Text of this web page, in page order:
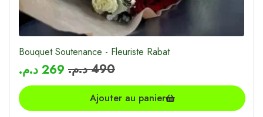
Bouquet Soutenance - Fleuriste Rabat
490 د.م. 269 د.م.
Ajouter au panier